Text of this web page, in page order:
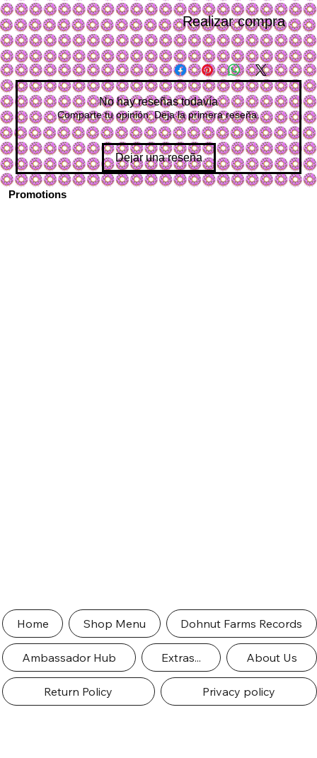
Realizar compra
No hay reseñas todavía
Comparte tu opinión. Deja la primera reseña.
Dejar una reseña
Promotions
Home Shop Menu Dohnut Farms Records
Ambassador Hub Extras... About Us
Return Policy Privacy policy